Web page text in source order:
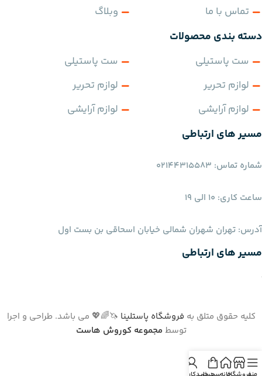
تماس با ما
وبلاگ
دسته بندی محصولات
ست پاستیلی
لوازم تحریر
لوازم آرایشی
ست پاستیلی
لوازم تحریر
لوازم آرایشی
مسیر های ارتباطی
شماره تماس: 02144315583
ساعت کاری: 10 الی 19
آدرس: تهران شهران شمالی خیابان اسحاقی بن بست اول
مسیر های ارتباطی
کلیه حقوق متلق به فروشگاه پاستلینا 🦄🌈💖 می باشد. طراحی و اجرا
توسط مجموعه کوروش هاست